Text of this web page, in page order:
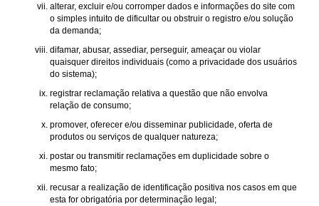
alterar, excluir e/ou corromper dados e informações do site com
o simples intuito de dificultar ou obstruir o registro e/ou solução
da demanda;
difamar, abusar, assediar, perseguir, ameaçar ou violar
quaisquer direitos individuais (como a privacidade dos usuários
do sistema);
registrar reclamação relativa a questão que não envolva
relação de consumo;
promover, oferecer e/ou disseminar publicidade, oferta de
produtos ou serviços de qualquer natureza;
postar ou transmitir reclamações em duplicidade sobre o
mesmo fato;
recusar a realização de identificação positiva nos casos em que
esta for obrigatória por determinação legal;